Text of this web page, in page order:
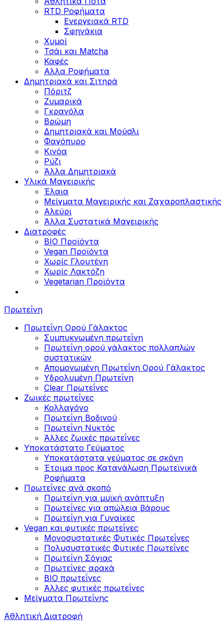
RTD Ροφήματα
Ενεργειακά RTD
Σφηνάκια
Χυμοί
Τσάι και Matcha
Καφές
Αλλα Ροφήματα
Δημητριακά και Σιτηρά
Πόριτζ
Ζυμαρικά
Γκρανόλα
Βρώμη
Δημητριακά και Μούσλι
Φαγόπυρο
Κινόα
Ρύζι
Άλλα Δημητριακά
Υλικά Μαγειρικής
Έλαια
Μείγματα Μαγειρικής και Ζαχαροπλαστικής
Αλεύρι
Άλλα Συστατικά Μαγειρικής
Διατροφές
BIO Προϊόντα
Vegan Προϊόντα
Χωρίς Γλουτένη
Χωρίς Λακτόζη
Vegetarian Προϊόντα
Πρωτεΐνη
Πρωτεΐνη Ορού Γάλακτος
Συμπυκνωμένη πρωτεΐνη
Πρωτεΐνη ορού γάλακτος πολλαπλών
συστατικών
Απομονωμένη Πρωτεΐνη Ορού Γάλακτος
Υδρολυμένη Πρωτεΐνη
Clear Πρωτεΐνες
Ζωικές πρωτεΐνες
Κολλαγόνο
Πρωτεΐνη Βοδινού
Πρωτεΐνη Νυκτός
Άλλες ζωικές πρωτεΐνες
Υποκατάστατο Γεύματος
Υποκατάστατα γεύματος σε σκόνη
Έτοιμα προς Κατανάλωση Πρωτεϊνικά
Ροφήματα
Πρωτεΐνες ανά σκοπό
Πρωτεΐνη για μυϊκή ανάπτυξη
Πρωτεΐνες για απώλεια βάρους
Πρωτεΐνη για Γυναίκες
Vegan και φυτικές πρωτεΐνες
Μονοσυστατικές Φυτικές Πρωτεΐνες
Πολυσυστατικές Φυτικές Πρωτεΐνες
Πρωτεΐνη Σόγιας
Πρωτεΐνες αρακά
ΒIO πρωτεΐνες
Άλλες φυτικές πρωτεΐνες
Μείγματα Πρωτεΐνης
Αθλητική Διατροφή